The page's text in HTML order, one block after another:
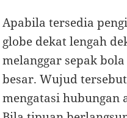
Apabila tersedia
globe dekat lengah
melanggar sepak
besar. Wujud
mengatasi hubungan